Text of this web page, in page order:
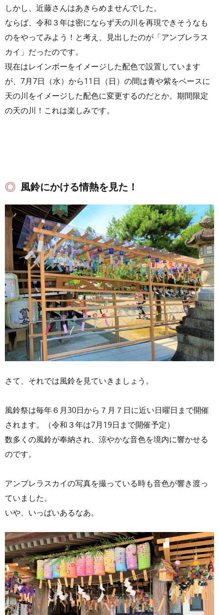
しかし、近藤さんはあきらめませんでした。
ならば、令和３年は密にならず天の川を再現できそうなも
のをやってみよう！と考え、見出したのが「アンブレラス
カイ」だったのです。
現在はレインボーをイメージした配色で設置しています
が、7月7日（水）から11日（日）の間は青や紫をベースに
天の川をイメージした配色に変更するのだとか。期間限定
の天の川！これは楽しみです。
風鈴にかける情熱を見た！
さて、それでは風鈴を見ていきましょう。
風鈴祭は毎年６月30日から７月７日に近い日曜日まで開催
されます。（令和３年は7月19日まで開催予定）
数多くの風鈴が奉納され、涼やかな音色を境内に響かせる
のです。
アンブレラスカイの写真を撮っている時も音色が響き渡っ
ていました。
いや、いっぱいあるなあ。